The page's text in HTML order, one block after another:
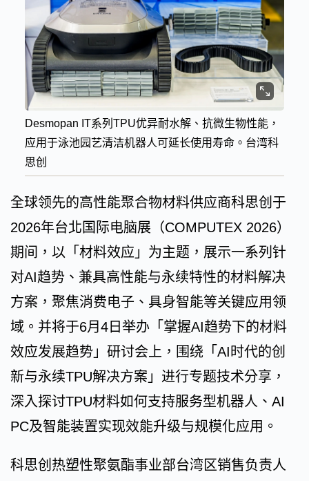
Desmopan IT系列TPU优异耐水解、抗微生物性能，
应用于泳池园艺清洁机器人可延长使用寿命。台湾科
思创
全球领先的高性能聚合物材料供应商科思创于
2026年台北国际电脑展（COMPUTEX 2026）
期间，以「材料效应」为主题，展示一系列针
对AI趋势、兼具高性能与永续特性的材料解决
方案，聚焦消费电子、具身智能等关键应用领
域。并将于6月4日举办「掌握AI趋势下的材料
效应发展趋势」研讨会上，围绕「AI时代的创
新与永续TPU解决方案」进行专题技术分享，
深入探讨TPU材料如何支持服务型机器人、AI
PC及智能装置实现效能升级与规模化应用。
科思创热塑性聚氨酯事业部台湾区销售负责人